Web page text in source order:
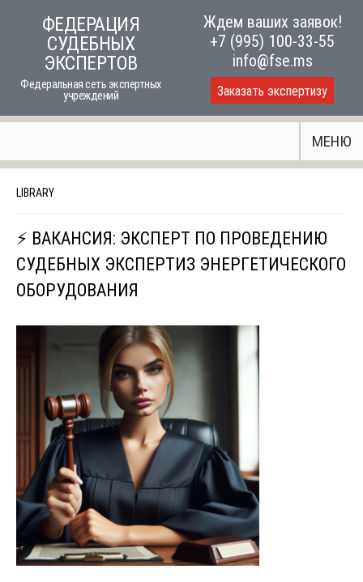
ФЕДЕРАЦИЯ
СУДЕБНЫХ
ЭКСПЕРТОВ
Федеральная сеть экспертных
учреждений
Ждем ваших заявок!
+7 (995) 100-33-55
info@fse.ms
Заказать экспертизу
МЕНЮ
LIBRARY
⚡ ВАКАНСИЯ: ЭКСПЕРТ ПО ПРОВЕДЕНИЮ
СУДЕБНЫХ ЭКСПЕРТИЗ ЭНЕРГЕТИЧЕСКОГО
ОБОРУДОВАНИЯ